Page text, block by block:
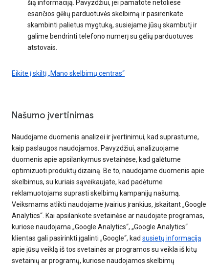
šią informaciją. Pavyzdžiui, jei pamatote netoliese
esančios gėlių parduotuvės skelbimą ir pasirenkate
skambinti palietus mygtuką, susiejame jūsų skambutį ir
galime bendrinti telefono numerį su gėlių parduotuvės
atstovais.
Eikite į skiltį „Mano skelbimų centras“
Našumo įvertinimas
Naudojame duomenis analizei ir įvertinimui, kad suprastume,
kaip paslaugos naudojamos. Pavyzdžiui, analizuojame
duomenis apie apsilankymus svetainėse, kad galėtume
optimizuoti produktų dizainą. Be to, naudojame duomenis apie
skelbimus, su kuriais sąveikaujate, kad padėtume
reklamuotojams suprasti skelbimų kampanijų našumą.
Veiksmams atlikti naudojame įvairius įrankius, įskaitant „Google
Analytics“. Kai apsilankote svetainėse ar naudojate programas,
kuriose naudojama „Google Analytics“, „Google Analytics“
klientas gali pasirinkti įgalinti „Google“, kad susietų informaciją
apie jūsų veiklą iš tos svetainės ar programos su veikla iš kitų
svetainių ar programų, kuriose naudojamos skelbimų